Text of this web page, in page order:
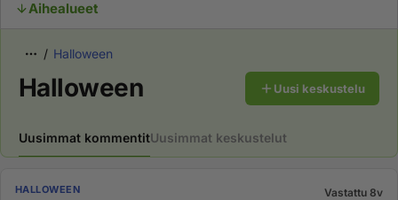
Aihealueet
Halloween
Halloween Uusi keskustelu
Uusimmat kommentitUusimmat keskustelut
HALLOWEEN Vastattu 8v